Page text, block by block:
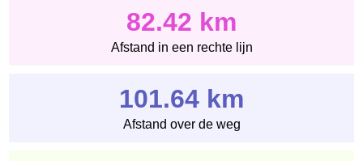
82.42 km
Afstand in een rechte lijn
101.64 km
Afstand over de weg